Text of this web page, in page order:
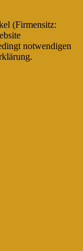
(Firmensitz:
notwendigen